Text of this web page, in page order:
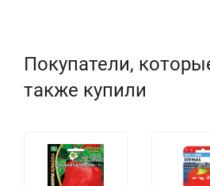
Покупатели,
также купили